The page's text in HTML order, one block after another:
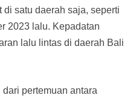
satu daerah saja, seperti
2023 lalu. Kepadatan
lalu lintas di daerah Bali
pertemuan antara